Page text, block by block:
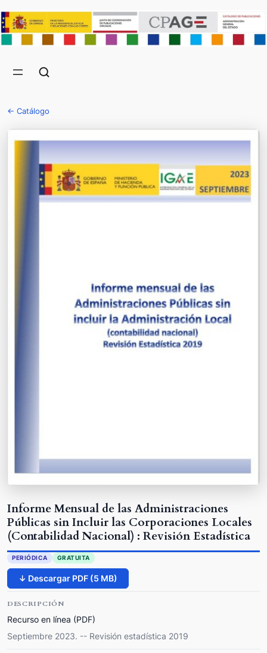
← Catálogo
Informe Mensual de las Administraciones
Públicas sin Incluir las Corporaciones Locales
(Contabilidad Nacional) : Revisión Estadística
PERIÓDICA GRATUITA
↓ Descargar PDF (5 MB)
DESCRIPCIÓN
Recurso en línea (PDF)
Septiembre 2023. -- Revisión estadística 2019